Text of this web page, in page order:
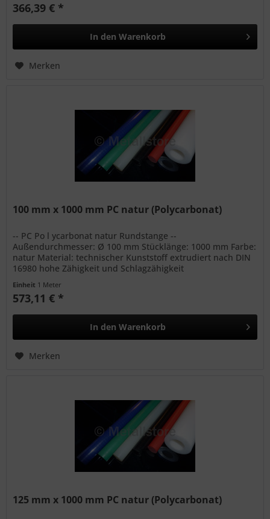
366,39 € *
In den Warenkorb
Merken
100 mm x 1000 mm PC natur (Polycarbonat)
-- PC Po l ycarbonat natur Rundstange --
Außendurchmesser: Ø 100 mm Stücklänge: 1000 mm Farbe:
natur Material: technischer Kunststoff extrudiert nach DIN
16980 hohe Zähigkeit und Schlagzähigkeit
Witterungsbeständig bedingte...
Einheit 1 Meter
573,11 € *
In den Warenkorb
Merken
125 mm x 1000 mm PC natur (Polycarbonat)